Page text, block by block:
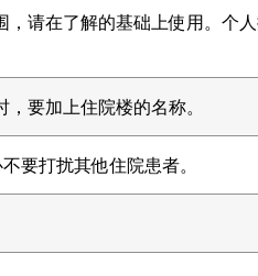
请在了解的基础上使用。个
要加上住院楼的名称。
要打扰其他住院患者。